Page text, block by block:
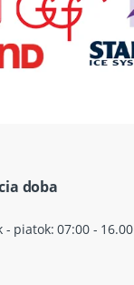
doba
- piatok: 07:00 - 16.00